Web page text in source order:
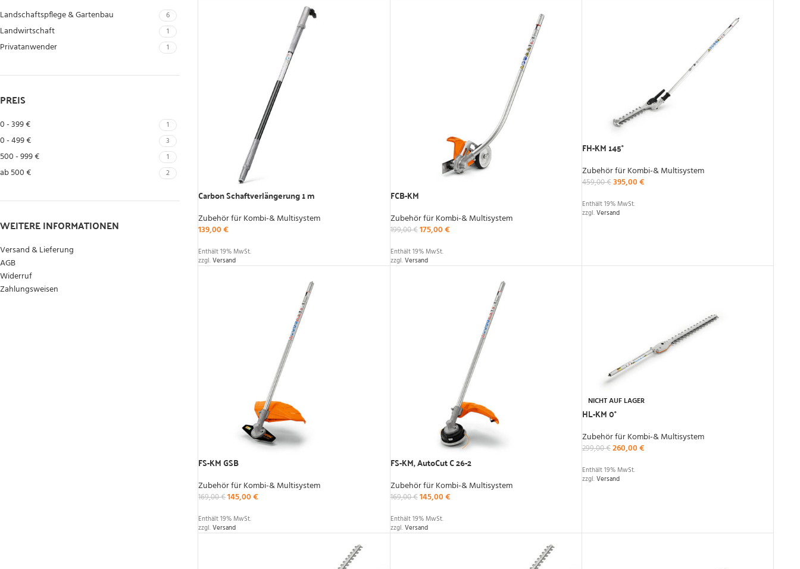
Landschaftspflege & Gartenbau 6
Landwirtschaft 1
Privatanwender 1
PREIS
0 - 399 € 1
0 - 499 € 3
500 - 999 € 1
ab 500 € 2
WEITERE INFORMATIONEN
Versand & Lieferung
AGB
Widerruf
Zahlungsweisen
Carbon Schaftverlängerung 1 m
Zubehör für Kombi-& Multisystem
139,00€
Enthält 19% MwSt.
zzgl.Versand
FCB-KM
Zubehör für Kombi-& Multisystem
199,00€175,00€
Enthält 19% MwSt.
zzgl.Versand
FH-KM 145°
Zubehör für Kombi-& Multisystem
459,00€395,00€
Enthält 19% MwSt.
zzgl.Versand
FS-KM GSB
Zubehör für Kombi-& Multisystem
169,00€145,00€
Enthält 19% MwSt.
zzgl.Versand
FS-KM, AutoCut C 26-2
Zubehör für Kombi-& Multisystem
169,00€145,00€
Enthält 19% MwSt.
zzgl.Versand
NICHT AUF LAGER
HL-KM 0°
Zubehör für Kombi-& Multisystem
299,00€260,00€
Enthält 19% MwSt.
zzgl.Versand